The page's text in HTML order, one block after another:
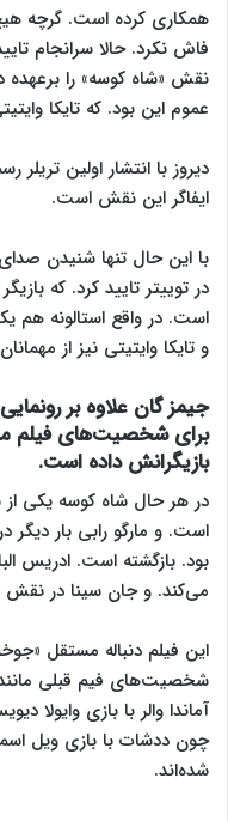
همکاری کرده است. گرچه
فاش نکرد. حالا سرانجام
نقش «شاه کوسه» را
عموم این بود. که تایکا
دیروز با انتشار اولین
ایفاگر این نقش است.
با این حال تنها شنیدن صدای
در توییتر تایید کرد. که
است. در واقع استالونه هم
و تایکا وایتیتی نیز از
جیمز گان علاوه بر
برای شخصیت‌های فیلم
بازیگرانش داده است.
در هر حال شاه کوسه یکی
است. و مارگو رابی بار
بود. بازگشته است. ادریس
می‌کند. و جان سینا در
شخصیت‌های فیم قبلی مانند
آماندا والر با بازی
چون ددشات با بازی ویل
شده‌اند.